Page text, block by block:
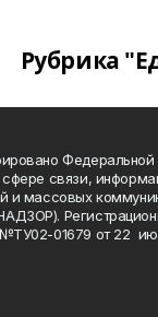
Рубрика
сфере связи,
и массовых
01679 от 22